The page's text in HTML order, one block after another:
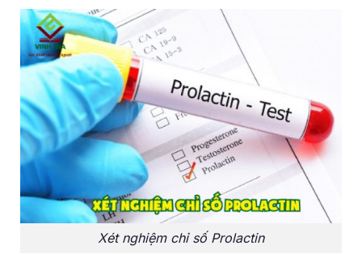
Xét nghiệm chỉ số Prolactin